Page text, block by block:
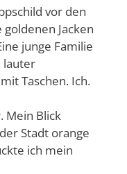
vor den
Jacken
junge Familie
lauter
Taschen. Ich.
Mein Blick
Stadt orange
ich mein